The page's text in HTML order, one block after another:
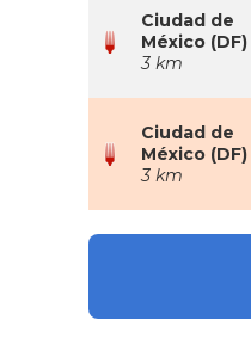
Ciudad de
México (DF)
3 km
Ciudad de
México (DF)
3 km